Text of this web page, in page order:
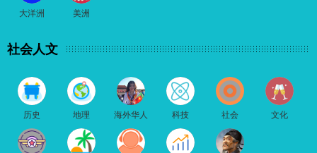
大洋洲 美洲
社会人文
历史 地理 海外华人 科技 社会 文化